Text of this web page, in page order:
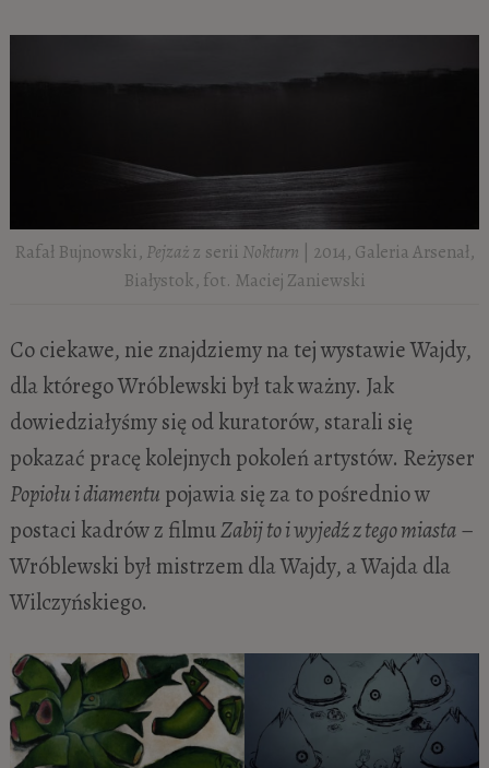
Rafał Bujnowski, Pejzażz serii Nokturn | 2014, Galeria Arsenał,
Białystok, fot. Maciej Zaniewski
Co ciekawe, nieznajdziemy na tej wystawie Wajdy,
dla którego Wróblewski był tak ważny. Jak
dowiedziałyśmy się od kuratorów, starali się
pokazać pracę kolejnych pokoleń artystów. Reżyser
Popiołu i diamentu pojawia się za to pośrednio w
postaci kadrów z filmuZabij to i wyjedź z tego miasta–
Wróblewski był mistrzem dla Wajdy, a Wajda dla
Wilczyńskiego.